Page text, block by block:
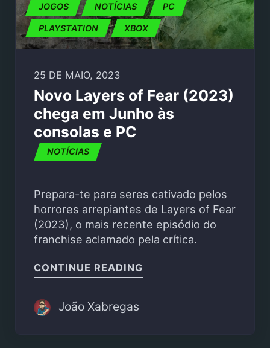
JOGOS NOTÍCIAS PC
PLAYSTATION XBOX
25 DE MAIO, 2023
Novo Layers of Fear (2023)
chega em Junho às
consolas e PC
NOTÍCIAS
Prepara-te para seres cativado pelos
horrores arrepiantes de Layers of Fear
(2023), o mais recente episódio do
franchise aclamado pela crítica.
CONTINUE READING
João Xabregas